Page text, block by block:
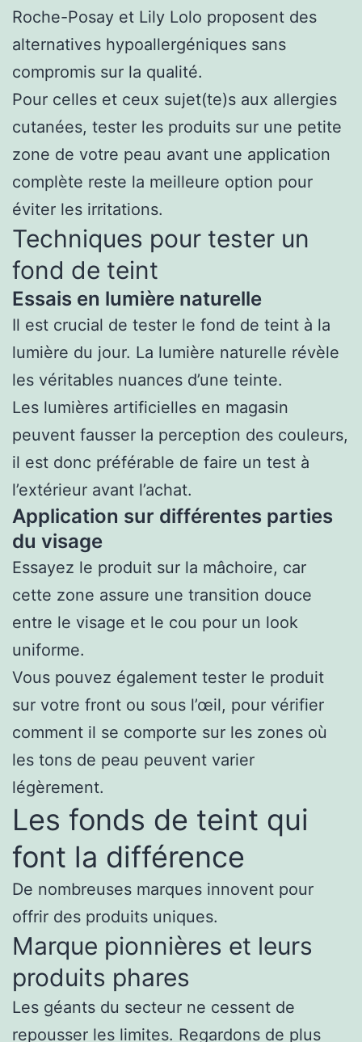
Roche-Posay et Lily Lolo proposent des
alternatives hypoallergéniques sans
compromis sur la qualité.
Pour celles et ceux sujet(te)s aux allergies
cutanées, tester les produits sur une petite
zone de votre peau avant une application
complète reste la meilleure option pour
éviter les irritations.
Techniques pour tester un
fond de teint
Essais en lumière naturelle
Il est crucial de tester le fond de teint à la
lumière du jour. La lumière naturelle révèle
les véritables nuances d’une teinte.
Les lumières artificielles en magasin
peuvent fausser la perception des couleurs,
il est donc préférable de faire un test à
l’extérieur avant l’achat.
Application sur différentes parties
du visage
Essayez le produit sur la mâchoire, car
cette zone assure une transition douce
entre le visage et le cou pour un look
uniforme.
Vous pouvez également tester le produit
sur votre front ou sous l’œil, pour vérifier
comment il se comporte sur les zones où
les tons de peau peuvent varier
légèrement.
Les fonds de teint qui
font la différence
De nombreuses marques innovent pour
offrir des produits uniques.
Marque pionnières et leurs
produits phares
Les géants du secteur ne cessent de
repousser les limites. Regardons de plus